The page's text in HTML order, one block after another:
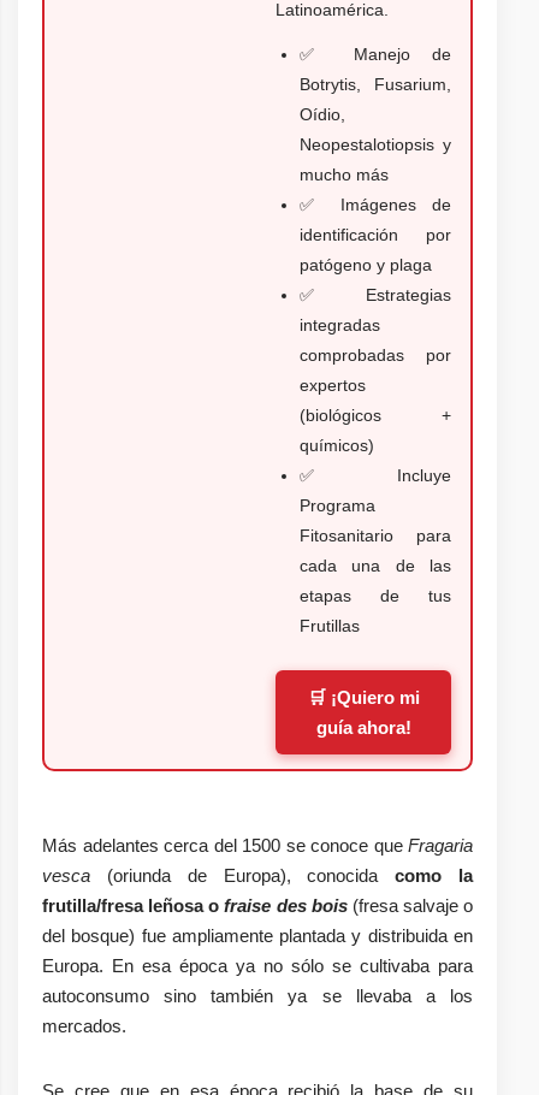
Latinoamérica.
✅ Manejo de
Botrytis, Fusarium,
Oídio,
Neopestalotiopsis y
mucho más
✅ Imágenes de
identificación por
patógeno y plaga
✅ Estrategias
integradas
comprobadas por
expertos
(biológicos +
químicos)
✅ Incluye
Programa
Fitosanitario para
cada una de las
etapas de tus
Frutillas
🛒 ¡Quiero mi
guía ahora!
Más adelantes cerca del 1500 se conoce que Fragaria
vesca (oriunda de Europa), conocidacomo la
frutilla/fresa leñosa ofraise des bois(fresa salvaje o
del bosque) fue ampliamente plantada y distribuida en
Europa. En esa época ya no sólo se cultivaba para
autoconsumo sino también ya se llevaba a los
mercados.